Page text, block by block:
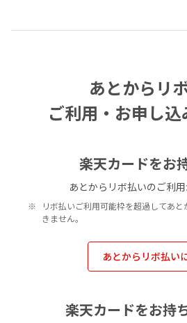
あとからリ
ご利用・お申し込
楽天カードをお
あとからリボ払いのご利用
リボ払いご利用可能枠を超過してあ
きません。
あとからリボ払い
楽天カードをお持